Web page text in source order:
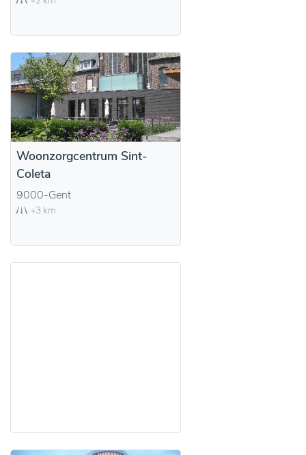
Woonzorgcentrum Sint-
Coleta
9000-Gent
+3 km